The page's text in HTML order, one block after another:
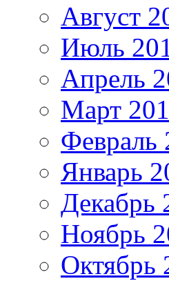
Август
Июль
Апрель
Март
Февраль
Январь
Декабрь
Ноябрь
Октябрь